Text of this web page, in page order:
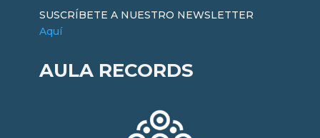
SUSCRÍBETE A NUESTRO NEWSLETTER
Aquí
AULA RECORDS